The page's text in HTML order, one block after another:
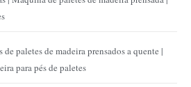
paletes de madeira prensados ​​a quente |
para pés de paletes